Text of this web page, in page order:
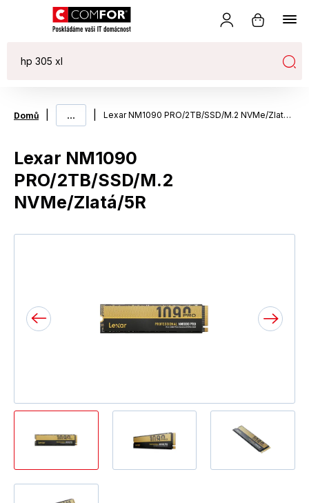
Domů ... Lexar NM1090 PRO/2TB/SSD/M.2 NVMe/Zlatá/5R
Lexar NM1090
PRO/2TB/SSD/M.2
NVMe/Zlatá/5R